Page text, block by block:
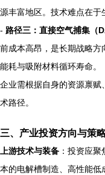
源丰富地区。技术难点在于
- 路径三：直接空气捕集（
前成本高昂，是长期战略
能耗与吸附材料循环寿命。
企业需根据自身的资源禀
术路径。
三、产业投资方向与策
上游技术与装备 ：投资应聚
本的电解槽制造、高性能